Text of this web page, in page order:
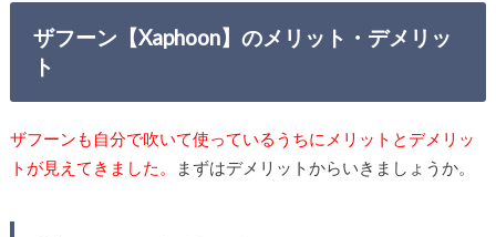
ザフーン【Xaphoon】のメリット・デメリッ
ト
ザフーンも自分で吹いて使っているうちにメリットとデメリッ
トが見えてきました。
まずはデメリットからいきましょうか。